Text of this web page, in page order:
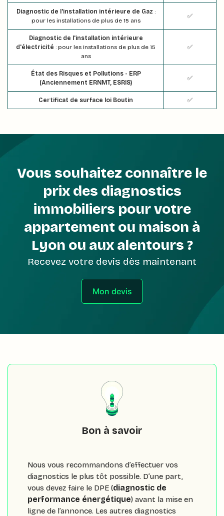
Diagnostic de l'installation intérieure de Gaz :
pour les installations de plus de 15 ans
✅
Diagnostic de l'installation intérieure
d'électricité : pour les installations de plus de 15
ans
✅
État des Risques et Pollutions - ERP
(Anciennement ERNMT, ESRIS)
✅
Certificat de surface loi Boutin ✅
Vous souhaitez connaître le
prix des diagnostics
immobiliers pour votre
appartement ou maison à
Lyon ou aux alentours ?
Recevez votre devis dès maintenant
Mon devis
Bon à savoir
Nous vous recommandons d’effectuer vos
diagnostics le plus tôt possible. D’une part,
vous devez faire le DPE (diagnostic de
performance énergétique) avant la mise en
ligne de l’annonce. Les autres diagnostics